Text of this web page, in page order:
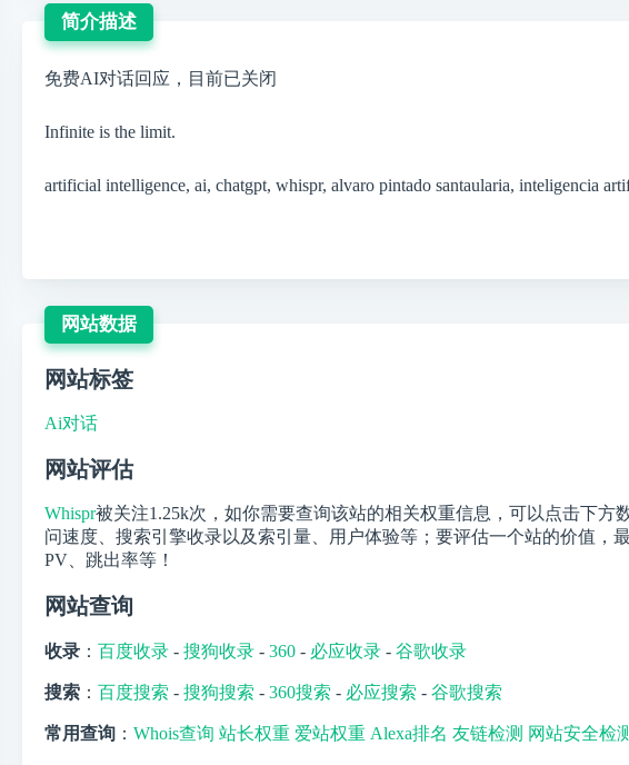
简介描述
免费AI对话回应，目前已关闭
Infinite is the limit.
artificial intelligence, ai, chatgpt, whispr, alvaro pintado santaularia, inteligencia
网站数据
网站标签
Ai对话
网站评估
Whispr被关注1.25k次，如你需要查询该站的相关权重信息，可以点击下方
问速度、搜索引擎收录以及索引量、用户体验等；要评估一个站的价值，
PV、跳出率等！
网站查询
收录 ： 百度收录 - 搜狗收录 - 360 - 必应收录 - 谷歌收录
搜索 ： 百度搜索 - 搜狗搜索 - 360搜索 - 必应搜索 - 谷歌搜索
常用查询 ： Whois查询 站长权重 爱站权重 Alexa排名 友链检测 网站安全检